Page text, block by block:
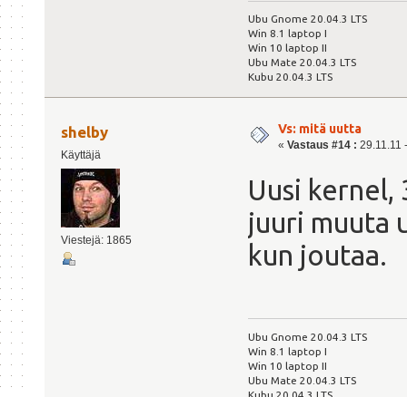
Ubu Gnome 20.04.3 LTS
Win 8.1 laptop I
Win 10 laptop II
Ubu Mate 20.04.3 LTS
Kubu 20.04.3 LTS
shelby
Käyttäjä
Viestejä: 1865
Vs: mitä uutta
« Vastaus #14 : 29.11.11
Uusi kernel,
juuri muuta
kun joutaa.
Ubu Gnome 20.04.3 LTS
Win 8.1 laptop I
Win 10 laptop II
Ubu Mate 20.04.3 LTS